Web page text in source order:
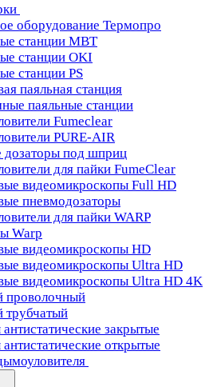
оборудование Термопро
станции MBT
станции OKI
станции PS
паяльная станция
паяльные станции
Fumeclear
PURE-AIR
дозаторы под шприц
для пайки FumeClear
видеомикроскопы Full HD
пневмодозаторы
для пайки WARP
Warp
видеомикроскопы HD
видеомикроскопы Ultra HD
видеомикроскопы Ultra HD 4K
проволочный
трубчатый
закрытые
открытые